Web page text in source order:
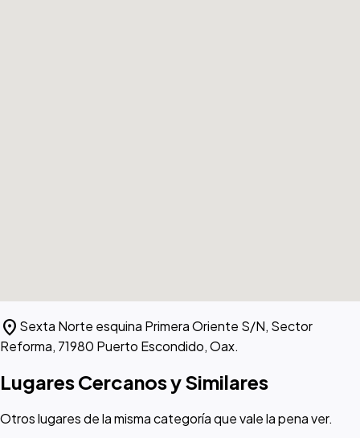
location_on Sexta Norte esquina Primera Oriente S/N, Sector
Reforma, 71980 Puerto Escondido, Oax.
Lugares Cercanos y Similares
Otros lugares de la misma categoría que vale la pena ver.